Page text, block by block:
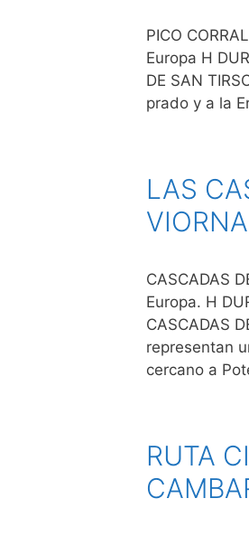
PICO
Europa H
DE SAN
prado y a la
LAS
VIORNA
CASCADAS
Europa. H
CASCADAS
representan
cercano a
RUTA